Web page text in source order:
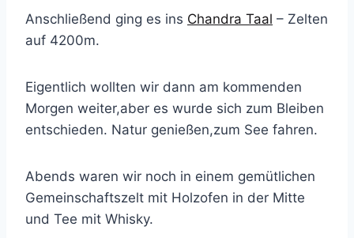
Anschließend ging es ins Chandra Taal – Zelten
auf 4200m.
Eigentlich wollten wir dann am kommenden
Morgen weiter,aber es wurde sich zum Bleiben
entschieden. Natur genießen,zum See fahren.
Abends waren wir noch in einem gemütlichen
Gemeinschaftszelt mit Holzofen in der Mitte
und Tee mit Whisky.